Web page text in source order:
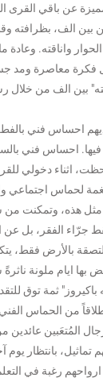
عن باقي القرى
الف، بظرافته
واناقته.
فكرة معاصرة ومد
بين الف من خلال
احساس فني
اثناء دخولي
لحماس اجتماعي
مثل هذه، وتمكنت من
جرّاء الفقر، بل عن
بالأرض فقط،
ثمة توق
المُتعَبين عائدين
تماثيل، بانتظار يوم
رغبة في